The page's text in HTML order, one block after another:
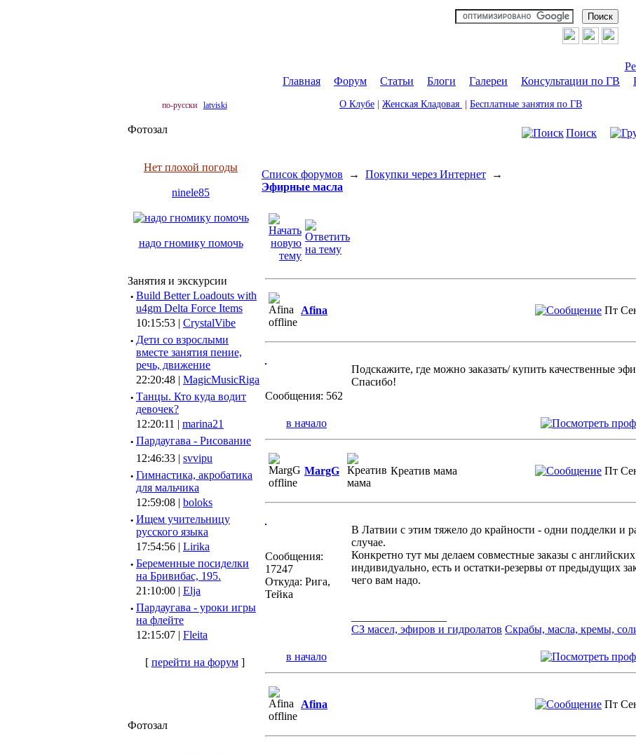
Главная
Форум Статьи Блоги Галереи Консультации по ГВ
по-русски latviski О Клубе Женская Кладовая Бесплатные занятия по ГВ
Фотозал
Нет плохой погоды
ninele85
надо гномику помочь
Занятия и экскурсии
· Build Better Loadouts with
u4gm Delta Force Items
10:15:53 | CrystalVibe
· Дети со взрослыми
вместе занятия пение,
речь, движение
22:20:48 | MagicMusicRiga
· Танцы. Кто куда водит
девочек?
12:20:11 | marina21
· Пардаугава - Рисование
12:46:33 | svvipu
· Гимнастика, акробатика
для мальчика
12:59:08 | boloks
· Ищем учительницу
русского языка
17:54:56 | Lirika
· Беременные посиделки
на Бривибас, 195.
21:10:00 | Elja
· Пардаугава - уроки игры
на флейте
12:15:07 | Fleita
[ перейти на форум]
Фотозал
Поиск
Список форумов → Покупки через Интернет →
Эфирные масла
Afina Пт
Сообщения: 562
Подскажите, где можно заказать/ купить качественные
Спасибо!
в начало
MargG Креатив мама Пт
Сообщения:
17247
Откуда: Рига,
Тейка
В Латвии с этим тяжело до крайности - одни подделки и
случае.
Конкретно тут мы делаем совместные заказы с
индивидуально, есть и остатки-резервы от предыдущих
чего вам надо.
СЗ масел, эфиров и гидролатов Cкрабы, масла, кремы,
в начало
Afina Пт